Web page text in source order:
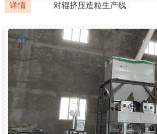
详情 对辊挤压造粒生产线